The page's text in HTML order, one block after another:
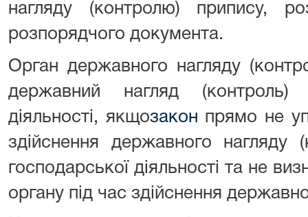
нагляду (контролю) припису,
розпорядчого документа.
Орган державного нагляду
державний нагляд (контроль)
діяльності, якщозакон прямо не
здійснення державного нагляду
господарської діяльності та не
органу під час здійснення